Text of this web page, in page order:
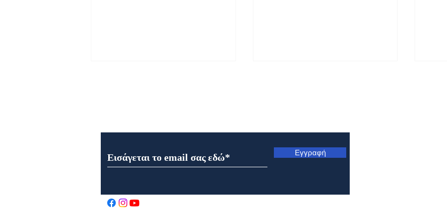
Εορτολόγιο 6 Αυγούστου
2026
Εορτολόγιο 5 Αυγούστου
2026
Εγγραφή